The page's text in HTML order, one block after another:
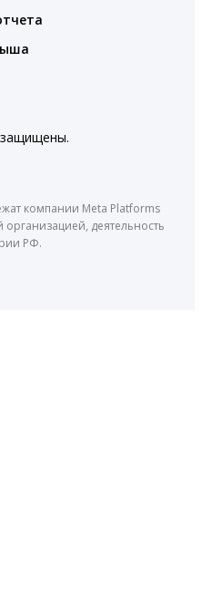
компании Meta Platforms
организацией, деятельность
РФ.